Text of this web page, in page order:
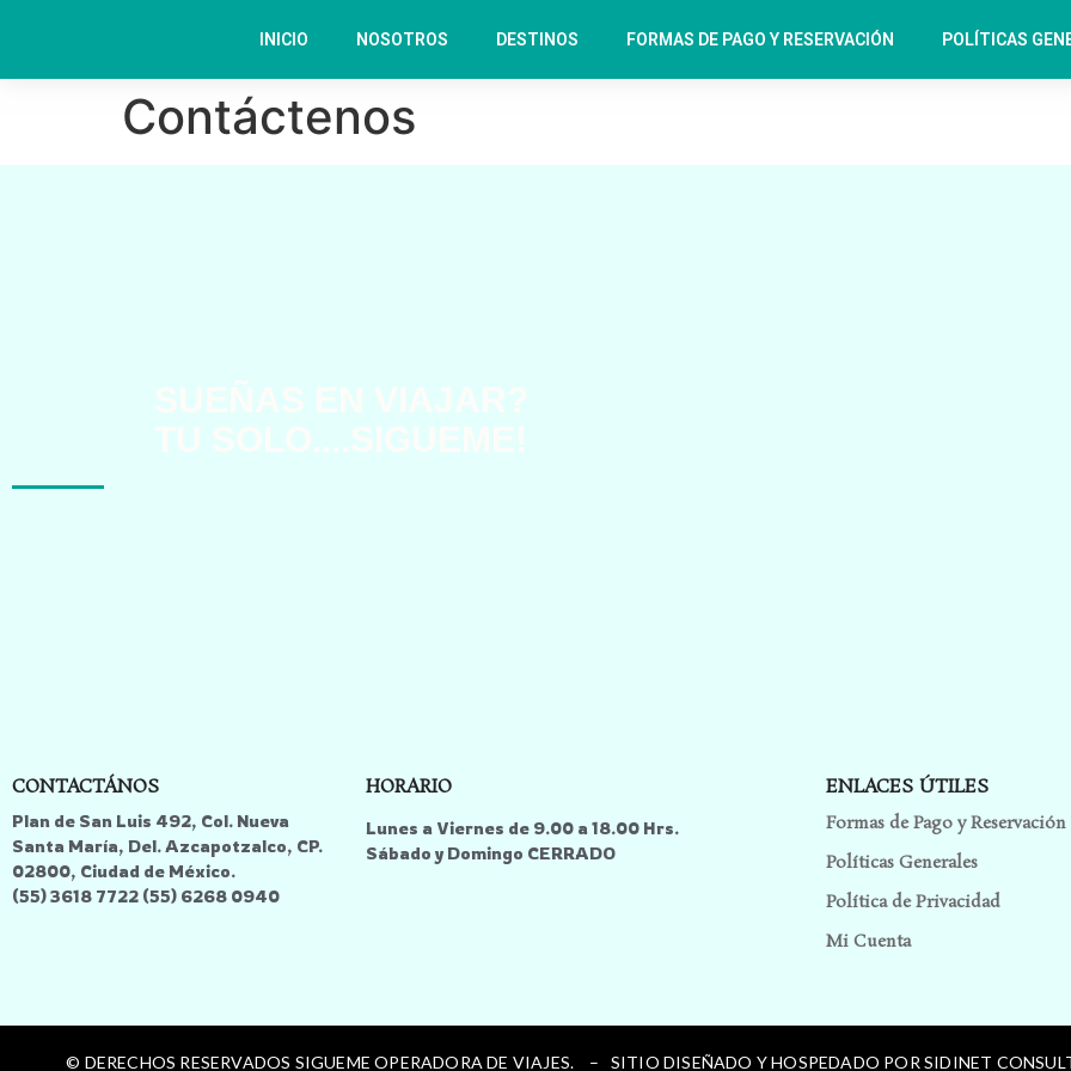
INICIO NOSOTROS DESTINOS FORMAS DE PAGO Y RESERVACIÓN POLÍTICAS
Contáctenos
SUEÑAS EN VIAJAR?
TU SOLO....SIGUEME!
CONTACTÁNOS
Plan de San Luis 492, Col. Nueva
Santa María, Del. Azcapotzalco, CP.
02800, Ciudad de México.
(55) 3618 7722 (55) 6268 0940
HORARIO
Lunes a Viernes de 9.00 a 18.00 Hrs.
Sábado y Domingo CERRADO
ENLACES ÚTILES
Formas de Pago y Reservación
Políticas Generales
Política de Privacidad
Mi Cuenta
© DERECHOS RESERVADOS SIGUEME OPERADORA DE VIAJES. – SITIO DISEÑADO Y HOSPEDADO POR SIDINET